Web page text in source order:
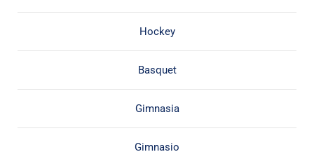
Hockey
Basquet
Gimnasia
Gimnasio